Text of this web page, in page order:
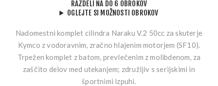
RAZDELI NA DO 6 OBROKOV
OGLEJTE SI MOŽNOSTI OBROKOV
Nadomestni komplet cilindra Naraku V.2 50cc za skuterje
Kymco z vodoravnim, zračno hlajenim motorjem (SF10).
Trpežen komplet z batom, prevlečenim z molibdenom, za
zaščito delov med utekanjem; združljiv s serijskimi in
športnimi izpuhi.